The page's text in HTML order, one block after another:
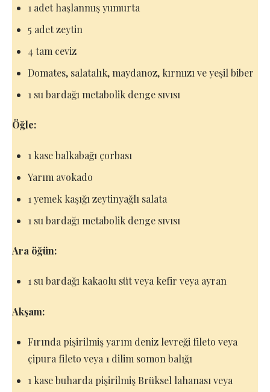
1 adet haşlanmış yumurta
5 adet zeytin
4 tam ceviz
Domates, salatalık, maydanoz, kırmızı ve yeşil biber
1 su bardağı metabolik denge sıvısı
Öğle:
1 kase balkabağı çorbası
Yarım avokado
1 yemek kaşığı zeytinyağlı salata
1 su bardağı metabolik denge sıvısı
Ara öğün:
1 su bardağı kakaolu süt veya kefir veya ayran
Akşam:
Fırında pişirilmiş yarım deniz levreği fileto veya
çipura fileto veya 1 dilim somon balığı
1 kase buharda pişirilmiş Brüksel lahanası veya